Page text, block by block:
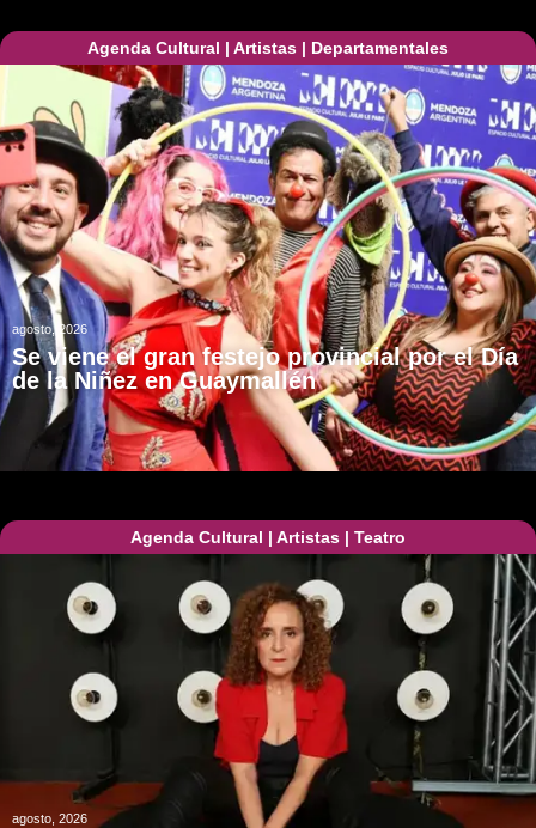
Agenda Cultural | Artistas | Departamentales
agosto, 2026
Se viene el gran festejo provincial por el Día
de la Niñez en Guaymallén
Agenda Cultural | Artistas | Teatro
agosto, 2026